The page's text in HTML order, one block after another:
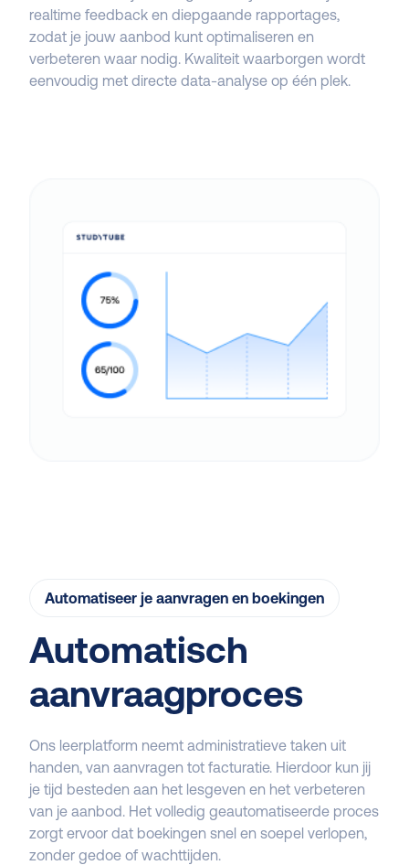
realtime feedback en diepgaande rapportages,
zodat je jouw aanbod kunt optimaliseren en
verbeteren waar nodig. Kwaliteit waarborgen wordt
eenvoudig met directe data-analyse op één plek.
Automatiseer je aanvragen en boekingen
Automatisch
aanvraagproces
Ons leerplatform neemt administratieve taken uit
handen, van aanvragen tot facturatie. Hierdoor kun jij
je tijd besteden aan het lesgeven en het verbeteren
van je aanbod. Het volledig geautomatiseerde proces
zorgt ervoor dat boekingen snel en soepel verlopen,
zonder gedoe of wachttijden.